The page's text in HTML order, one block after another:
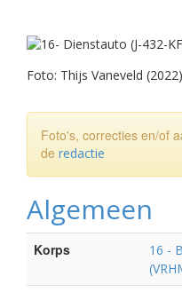
Foto: Thijs Vaneveld (2022)
Foto's, correcties en/of
de redactie
Algemeen
Korps
16 -